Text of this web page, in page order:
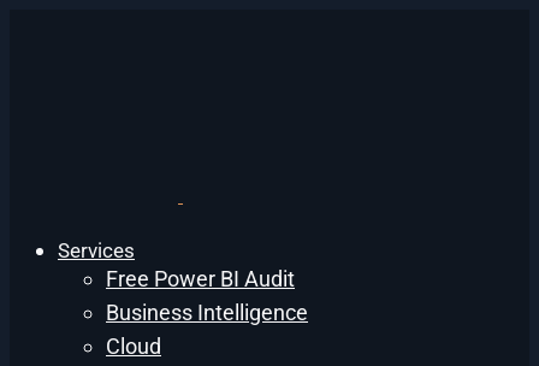
Services
Free Power BI Audit
Business Intelligence
Cloud